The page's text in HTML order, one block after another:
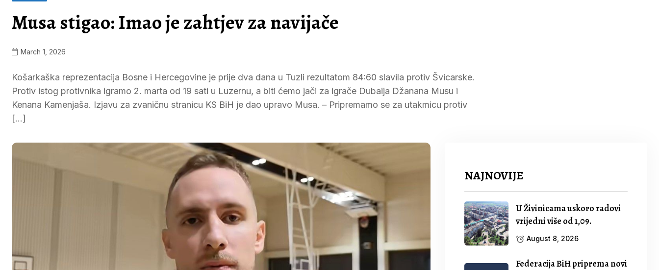
Musa stigao: Imao je zahtjev za navijače
March 1, 2026
Košarkaška reprezentacija Bosne i Hercegovine je prije dva dana u Tuzli rezultatom 84:60 slavila protiv Švicarske.
Protiv istog protivnika igramo 2. marta od 19 sati u Luzernu, a biti ćemo jači za igrače Dubaija Džanana Musu i
Kenana Kamenjaša. Izjavu za zvaničnu stranicu KS BiH je dao upravo Musa. – Pripremamo se za utakmicu protiv
[…]
NAJNOVIJE
U Živinicama uskoro radovi
vrijedni više od 1,09.
August 8, 2026
Federacija BiH priprema novi